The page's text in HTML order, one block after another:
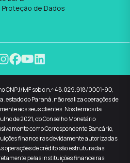
Proteção de Dados
CNPJ/MF sob o n.º 48.029.918/0001-90,
estado do Paraná, não realiza operações de
aos seus clientes. Nos termos da
de 2021, do Conselho Monetário
como Correspondente Bancário,
financeiras devidamente autorizadas
operações de crédito são estruturadas,
pelas instituições financeiras